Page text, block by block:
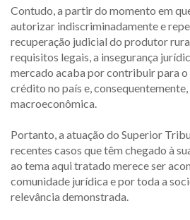
Contudo, a partir do momento em
autorizar indiscriminadamente e
recuperação judicial do produtor
requisitos legais, a insegurança
mercado acaba por contribuir para
crédito no país e,
macroeconômica.
Portanto, a atuação do Superior
recentes casos que têm chegado à
ao tema aqui tratado merece ser
comunidade jurídica e por toda a
relevância demonstrada.